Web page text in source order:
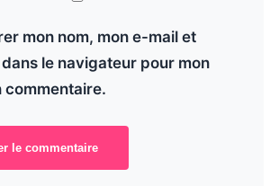
mon nom, mon e-mail et
le navigateur pour mon
commentaire.
le commentaire